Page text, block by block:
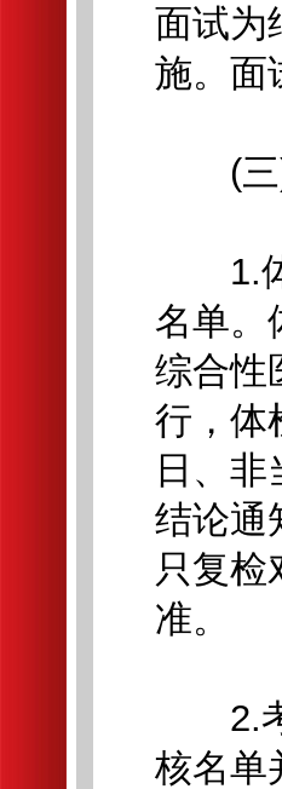
面试为
施。面
(三)
1.体
名单。
综合性
行，体
日、
结论通
只复检
准。
2.考
核名单